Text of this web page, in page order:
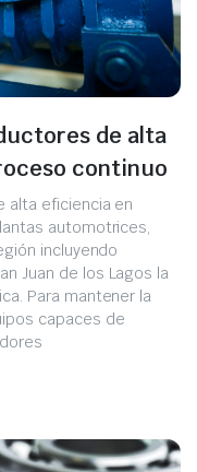
de alta
continuo
alta eficiencia en
automotrices,
incluyendo
Juan de los Lagos la
Para mantener la
capaces de